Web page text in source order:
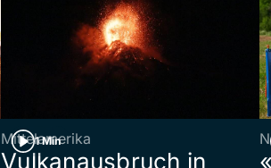
1 Min
Mittelamerika
Vulkanausbruch in